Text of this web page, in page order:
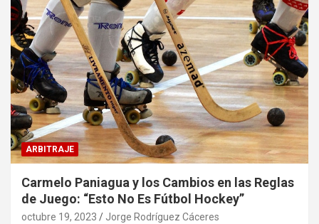
ARBITRAJE
Carmelo Paniagua y los Cambios en las Reglas
de Juego: “Esto No Es Fútbol Hockey”
octubre 19, 2023 Jorge Rodríguez Cáceres